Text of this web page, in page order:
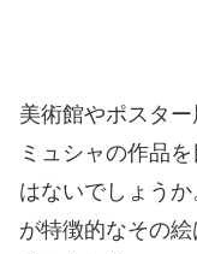
美術館やポスタ
ミュシャの作品
はないでしょう
が特徴的なその